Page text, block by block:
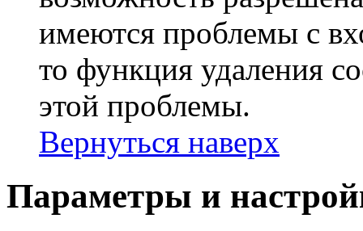
имеются проблемы с
то функция удаления
этой проблемы.
Вернуться наверх
Параметры и